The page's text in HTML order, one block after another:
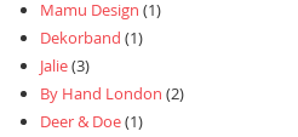
Mamu Design (1)
Dekorband (1)
Jalie(3)
By Hand London (2)
Deer & Doe(1)